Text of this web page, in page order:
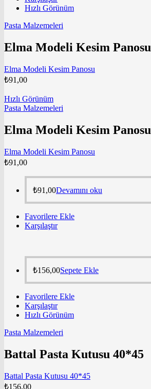
Hızlı Görünüm
Pasta Malzemeleri
Elma Modeli Kesim Panosu
Elma Modeli Kesim Panosu
₺91,00
Hızlı Görünüm
Pasta Malzemeleri
Elma Modeli Kesim Panosu
Elma Modeli Kesim Panosu
₺91,00
₺91,00Devamını oku
Favorilere Ekle
Karşılaştır
₺156,00Sepete Ekle
Favorilere Ekle
Karşılaştır
Hızlı Görünüm
Pasta Malzemeleri
Battal Pasta Kutusu 40*45
Battal Pasta Kutusu 40*45
₺156,00